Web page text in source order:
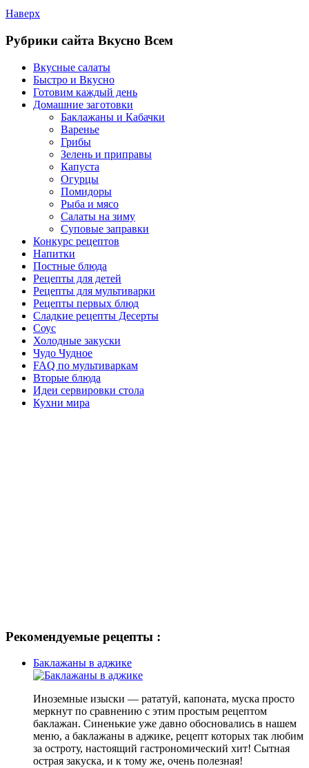
Наверх
Рубрики сайта Вкусно Всем
Вкусные салаты
Быстро и Вкусно
Готовим каждый день
Домашние заготовки
Баклажаны и Кабачки
Варенье
Грибы
Зелень и приправы
Капуста
Огурцы
Помидоры
Рыба и мясо
Салаты на зиму
Суповые заправки
Конкурс рецептов
Напитки
Постные блюда
Рецепты для детей
Рецепты для мультиварки
Рецепты первых блюд
Сладкие рецепты Десерты
Соус
Холодные закуски
Чудо Чудное
FAQ по мультиваркам
Вторые блюда
Идеи сервировки стола
Кухни мира
Рекомендуемые рецепты :
Баклажаны в аджике
Иноземные изыски — рататуй, капоната, муска просто
меркнут по сравнению с этим простым рецептом
баклажан. Синенькие уже давно обосновались в нашем
меню, а баклажаны в аджике, рецепт которых так любим
за остроту, настоящий гастрономический хит! Сытная
острая закуска, и к тому же, очень полезная!